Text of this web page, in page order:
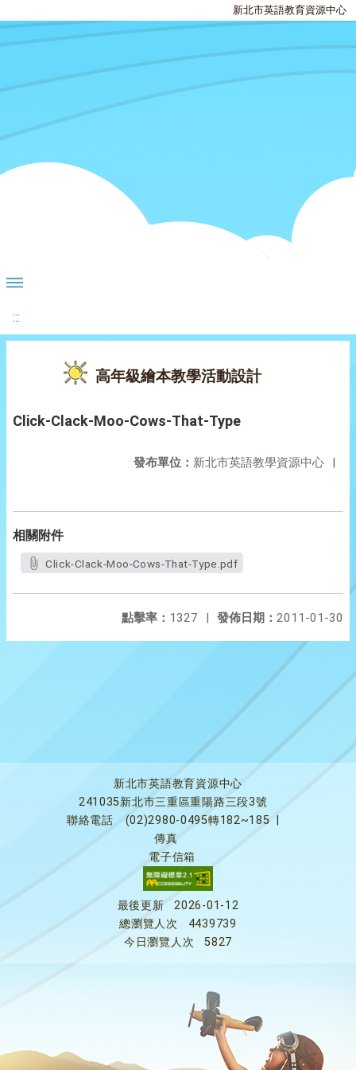
新北市英語教育資源中心
:::
高年級繪本教學活動設計
Click-Clack-Moo-Cows-That-Type
發布單位： 新北市英語教學資源中心 |
相關附件
Click-Clack-Moo-Cows-That-Type.pdf
發佈日期： 2011-01-30
點擊率： 1327 |
新北市英語教育資源中心
241035新北市三重區重陽路三段3號
聯絡電話
(02)2980-0495轉182~185
傳真
電子信箱
最後更新
2026-01-12
總瀏覽人次
4439739
今日瀏覽人次
5827